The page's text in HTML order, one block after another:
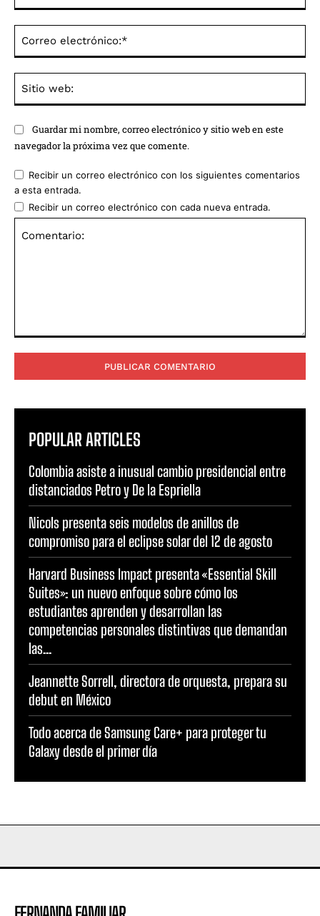
Guardar mi nombre, correo electrónico y sitio web en este
navegador la próxima vez que comente.
Recibir un correo electrónico con los siguientes comentarios
a esta entrada.
Recibir un correo electrónico con cada nueva entrada.
POPULAR ARTICLES
Colombia asiste a inusual cambio presidencial entre
distanciados Petro y De la Espriella
Nicols presenta seis modelos de anillos de
compromiso para el eclipse solar del 12 de agosto
Harvard Business Impact presenta «Essential Skill
Suites»: un nuevo enfoque sobre cómo los
estudiantes aprenden y desarrollan las
competencias personales distintivas que demandan
las...
Jeannette Sorrell, directora de orquesta, prepara su
debut en México
Todo acerca de Samsung Care+ para proteger tu
Galaxy desde el primer día